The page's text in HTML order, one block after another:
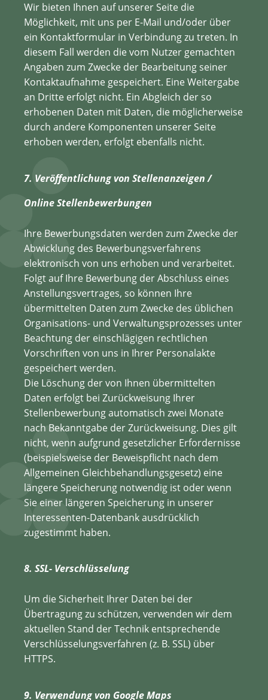
Wir bieten Ihnen auf unserer Seite die
Möglichkeit, mit uns per E-Mail und/oder über
ein Kontaktformular in Verbindung zu treten. In
diesem Fall werden die vom Nutzer gemachten
Angaben zum Zwecke der Bearbeitung seiner
Kontaktaufnahme gespeichert. Eine Weitergabe
an Dritte erfolgt nicht. Ein Abgleich der so
erhobenen Daten mit Daten, die möglicherweise
durch andere Komponenten unserer Seite
erhoben werden, erfolgt ebenfalls nicht.
7. Veröffentlichung von Stellenanzeigen /
Online Stellenbewerbungen
Ihre Bewerbungsdaten werden zum Zwecke der
Abwicklung des Bewerbungsverfahrens
elektronisch von uns erhoben und verarbeitet.
Folgt auf Ihre Bewerbung der Abschluss eines
Anstellungsvertrages, so können Ihre
übermittelten Daten zum Zwecke des üblichen
Organisations- und Verwaltungsprozesses unter
Beachtung der einschlägigen rechtlichen
Vorschriften von uns in Ihrer Personalakte
gespeichert werden.
Die Löschung der von Ihnen übermittelten
Daten erfolgt bei Zurückweisung Ihrer
Stellenbewerbung automatisch zwei Monate
nach Bekanntgabe der Zurückweisung. Dies gilt
nicht, wenn aufgrund gesetzlicher Erfordernisse
(beispielsweise der Beweispflicht nach dem
Allgemeinen Gleichbehandlungsgesetz) eine
längere Speicherung notwendig ist oder wenn
Sie einer längeren Speicherung in unserer
Interessenten-Datenbank ausdrücklich
zugestimmt haben.
8. SSL- Verschlüsselung
Um die Sicherheit Ihrer Daten bei der
Übertragung zu schützen, verwenden wir dem
aktuellen Stand der Technik entsprechende
Verschlüsselungsverfahren (z. B. SSL) über
HTTPS.
9. Verwendung von Google Maps